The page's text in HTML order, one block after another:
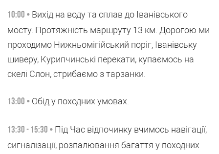
10:00 • Вихід на воду та сплав до Іванівського
мосту. Протяжність маршруту 13 км. Дорогою ми
проходимо Нижньомігійський поріг, Іванівську
шиверу, Курипчинські перекати, купаємось на
скелі Слон, стрибаємо з тарзанки.
13:00 • Обід у походних умовах.
13:30 - 15:30 • Під Час відпочинку вчимось навігації,
сигналізації, розпалювання багаття у походних